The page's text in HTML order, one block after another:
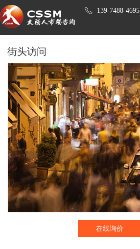
139-7488-4695
街头访问
在线询价